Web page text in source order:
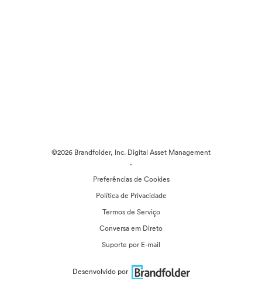
©2026 Brandfolder, Inc. Digital Asset Management
·
Preferências de Cookies
Política de Privacidade
Termos de Serviço
Conversa em Direto
Suporte por E-mail
Desenvolvido por